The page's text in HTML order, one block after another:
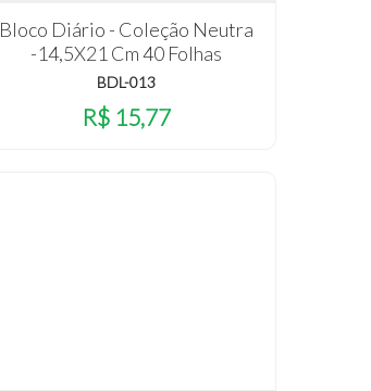
Bloco Diário - Coleção Neutra
-14,5X21 Cm 40 Folhas
BDL-013
R$ 15,77